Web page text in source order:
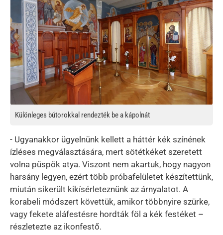
Különleges bútorokkal rendezték be a kápolnát
- Ugyanakkor ügyelnünk kellett a háttér kék színének
ízléses megválasztására, mert sötétkéket szeretett
volna püspök atya. Viszont nem akartuk, hogy nagyon
harsány legyen, ezért több próbafelületet készítettünk,
miután sikerült kikísérleteznünk az árnyalatot. A
korabeli módszert követtük, amikor többnyire szürke,
vagy fekete aláfestésre hordták föl a kék festéket –
részletezte az ikonfestő.